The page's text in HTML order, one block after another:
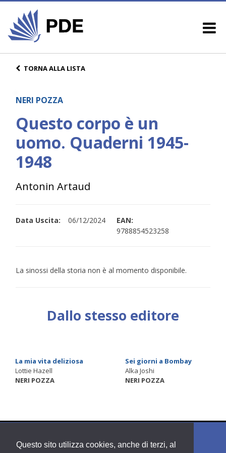
Questo sito utilizza cookies, anche di terzi, al
TORNA ALLA LISTA
NERI POZZA
Questo corpo è un
uomo. Quaderni 1945-
1948
Antonin Artaud
Data Uscita: 06/12/2024
EAN:
9788854523258
La sinossi della storia non è al momento disponibile.
Dallo stesso editore
La mia vita deliziosa
Lottie Hazell
NERI POZZA
Sei giorni a Bombay
Alka Joshi
NERI POZZA